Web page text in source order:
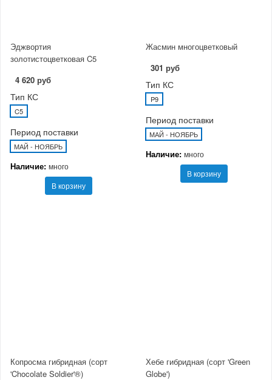
Эджвортия
золотистоцветковая C5
4 620 руб
Тип КС
C5
Период поставки
МАЙ - НОЯБРЬ
Наличие: много
В корзину
Жасмин многоцветковый
301 руб
Тип КС
P9
Период поставки
МАЙ - НОЯБРЬ
Наличие: много
В корзину
Копросма гибридная (сорт
'Chocolate Soldier'®)
Хебе гибридная (сорт 'Green
Globe')